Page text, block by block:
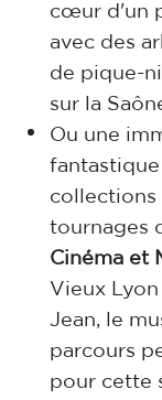
cœur d'un
avec des
de pique-
sur la
Ou une
fantastique
collections
tournages
Cinéma et
Vieux
Jean, le
parcours
pour cette